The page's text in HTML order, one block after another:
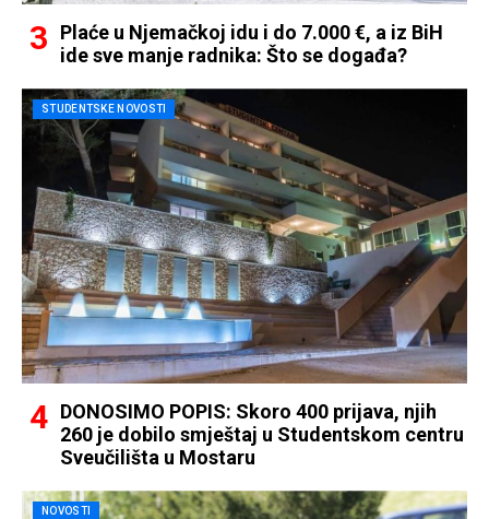
Plaće u Njemačkoj idu i do 7.000 €, a iz BiH
ide sve manje radnika: Što se događa?
STUDENTSKE NOVOSTI
DONOSIMO POPIS: Skoro 400 prijava, njih
260 je dobilo smještaj u Studentskom centru
Sveučilišta u Mostaru
NOVOSTI